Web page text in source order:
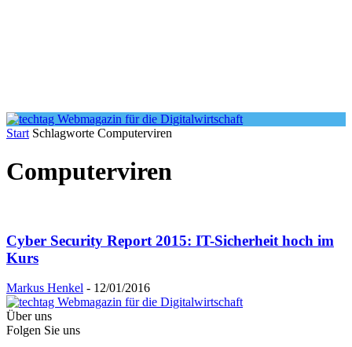
Start Schlagworte Computerviren
Computerviren
Cyber Security Report 2015: IT-Sicherheit hoch im
Kurs
Markus Henkel - 12/01/2016
Über uns
Folgen Sie uns